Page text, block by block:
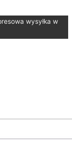
wysyłka w